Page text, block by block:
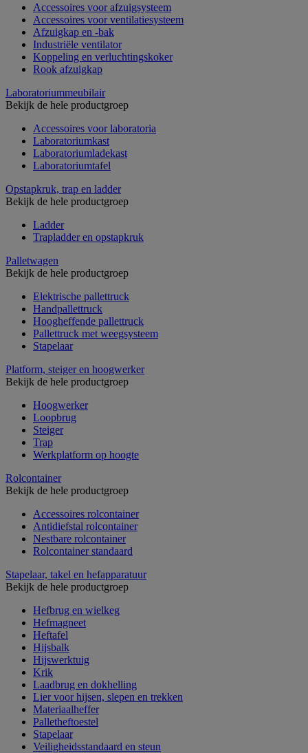
Accessoires voor afzuigsysteem
Accessoires voor ventilatiesysteem
Afzuigkap en -bak
Industriële ventilator
Koppeling en verluchtingskoker
Rook afzuigkap
Laboratoriummeubilair
Bekijk de hele productgroep
Accessoires voor laboratoria
Laboratoriumkast
Laboratoriumladekast
Laboratoriumtafel
Opstapkruk, trap en ladder
Bekijk de hele productgroep
Ladder
Trapladder en opstapkruk
Palletwagen
Bekijk de hele productgroep
Elektrische pallettruck
Handpallettruck
Hoogheffende pallettruck
Pallettruck met weegsysteem
Stapelaar
Platform, steiger en hoogwerker
Bekijk de hele productgroep
Hoogwerker
Loopbrug
Steiger
Trap
Werkplatform op hoogte
Rolcontainer
Bekijk de hele productgroep
Accessoires rolcontainer
Antidiefstal rolcontainer
Nestbare rolcontainer
Rolcontainer standaard
Stapelaar, takel en hefapparatuur
Bekijk de hele productgroep
Hefbrug en wielkeg
Hefmagneet
Heftafel
Hijsbalk
Hijswerktuig
Krik
Laadbrug en dokhelling
Lier voor hijsen, slepen en trekken
Materiaalheffer
Palletheftoestel
Stapelaar
Veiligheidsstandaard en steun